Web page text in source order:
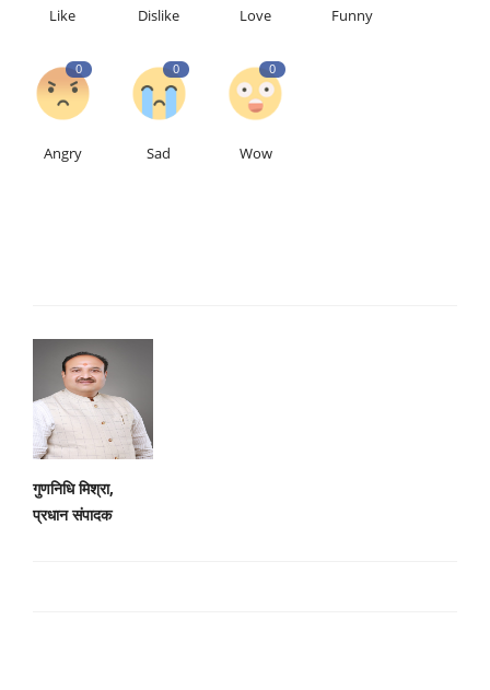
Like Dislike Love Funny
0
Angry
0
Sad
0
Wow
गुणनिधि मिश्रा,
प्रधान संपादक